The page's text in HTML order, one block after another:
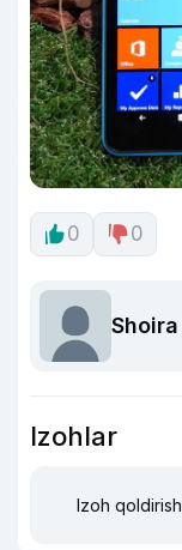
0 0
Izohlar
Izoh